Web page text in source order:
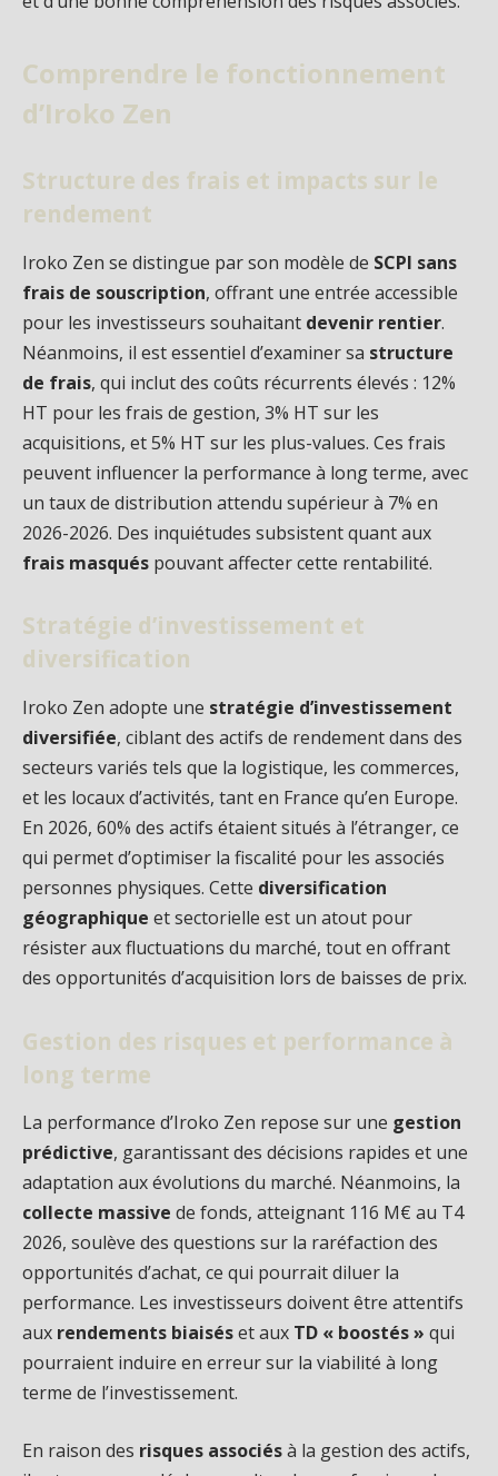
Comprendre le fonctionnement
d’Iroko Zen
Structure des frais et impacts sur le
rendement
Iroko Zen se distingue par son modèle de SCPI sans
frais de souscription, offrant une entrée accessible
pour les investisseurs souhaitant devenir rentier.
Néanmoins, il est essentiel d’examiner sa structure
de frais, qui inclut des coûts récurrents élevés : 12%
HT pour les frais de gestion, 3% HT sur les
acquisitions, et 5% HT sur les plus-values. Ces frais
peuvent influencer la performance à long terme, avec
un taux de distribution attendu supérieur à 7% en
2026-2026. Des inquiétudes subsistent quant aux
frais masqués pouvant affecter cette rentabilité.
Stratégie d’investissement et
diversification
Iroko Zen adopte une stratégie d’investissement
diversifiée, ciblant des actifs de rendement dans des
secteurs variés tels que la logistique, les commerces,
et les locaux d’activités, tant en France qu’en Europe.
En 2026, 60% des actifs étaient situés à l’étranger, ce
qui permet d’optimiser la fiscalité pour les associés
personnes physiques. Cette diversification
géographique et sectorielle est un atout pour
résister aux fluctuations du marché, tout en offrant
des opportunités d’acquisition lors de baisses de prix.
Gestion des risques et performance à
long terme
La performance d’Iroko Zen repose sur une gestion
prédictive, garantissant des décisions rapides et une
adaptation aux évolutions du marché. Néanmoins, la
collecte massive de fonds, atteignant 116 M€ au T4
2026, soulève des questions sur la raréfaction des
opportunités d’achat, ce qui pourrait diluer la
performance. Les investisseurs doivent être attentifs
aux rendements biaiséset aux TD « boostés » qui
pourraient induire en erreur sur la viabilité à long
terme de l’investissement.
En raison des risques associésà la gestion des actifs,